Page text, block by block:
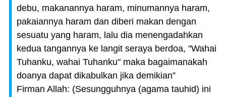
debu, makanannya haram, minumannya haram,
pakaiannya haram dan diberi makan dengan
sesuatu yang haram, lalu dia menengadahkan
kedua tangannya ke langit seraya berdoa, "Wahai
Tuhanku, wahai Tuhanku" maka bagaimanakah
doanya dapat dikabulkan jika demikian”
Firman Allah: (Sesungguhnya (agama tauhid) ini